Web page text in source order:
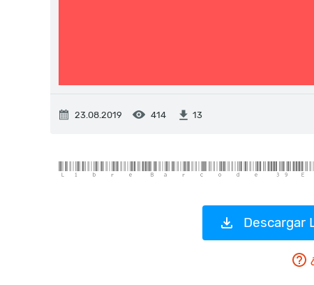
23.08.2019 414 13
Descargar